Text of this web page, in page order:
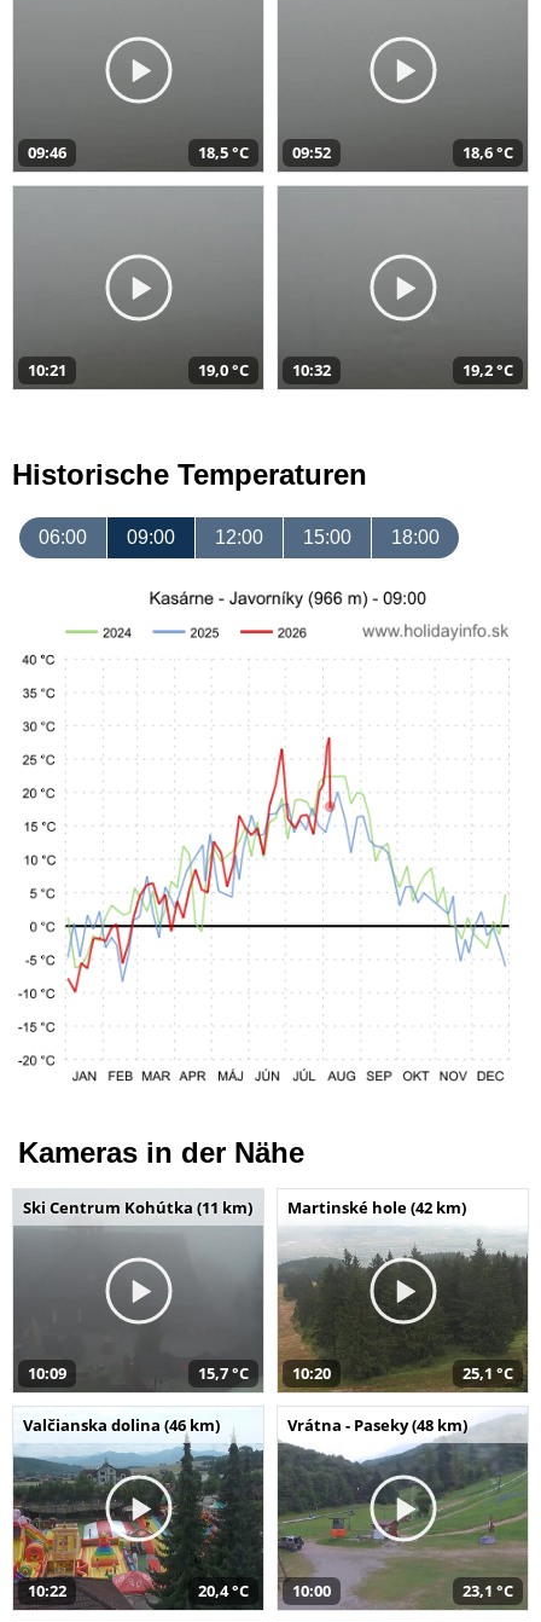
09:46 18,5 °C 09:52 18,6 °C
10:21 19,0 °C 10:32 19,2 °C
Historische Temperaturen
06:00 09:00 12:00 15:00 18:00
Kameras in der Nähe
Ski Centrum Kohútka (11 km)
10:09 15,7 °C
Martinské hole (42 km)
10:20 25,1 °C
Valčianska dolina (46 km)
10:22 20,4 °C
Vrátna - Paseky (48 km)
10:00 23,1 °C